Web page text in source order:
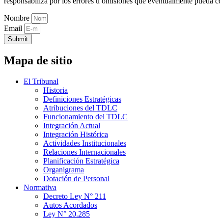
Nombre
Email
Submit
Mapa de sitio
El Tribunal
Historia
Definiciones Estratégicas
Atribuciones del TDLC
Funcionamiento del TDLC
Integración Actual
Integración Histórica
Actividades Institucionales
Relaciones Internacionales
Planificación Estratégica
Organigrama
Dotación de Personal
Normativa
Decreto Ley N° 211
Autos Acordados
Ley N° 20.285